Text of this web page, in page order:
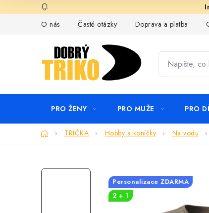
na
O nás
Časté otázky Doprava a platba
PRO ŽENY PRO MUŽE PRO
DomůTRIČKA Hobby a koníčky Na vodu
Personalizace ZDARMA
2 + 1